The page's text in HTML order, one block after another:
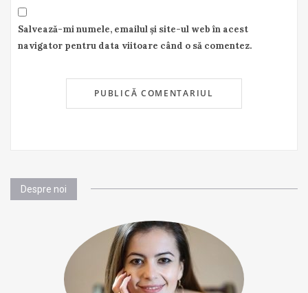
Salvează-mi numele, emailul și site-ul web în acest
navigator pentru data viitoare când o să comentez.
Despre noi